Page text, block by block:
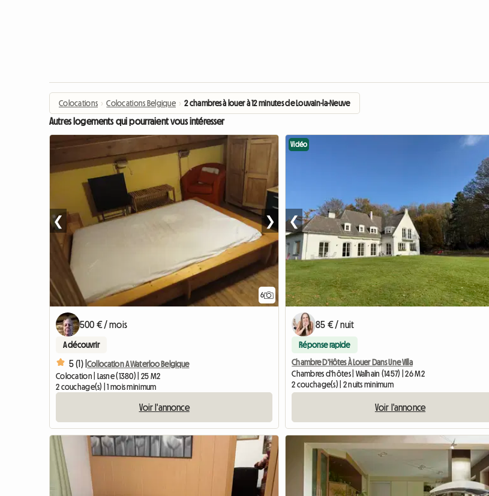
Colocations › Colocations Belgique › 2 chambres à louer à 12 minutes de Louvain-la-Neuve
Autres logements qui pourraient vous intéresser
6
❮ ❯
500 € / mois
A découvrir
5 (1) |Collocation A Waterloo Belgique
Colocation | Lasne (1380) | 25 M2
2 couchage(s) | 1 mois minimum
Voir l'annonce
Vidéo
❮
85 € / nuit
Réponse rapide
Chambre D'Hôtes À Louer Dans Une Villa
Chambres d'hôtes | Walhain (1457) | 26 M2
2 couchage(s) | 2 nuits minimum
Voir l'annonce